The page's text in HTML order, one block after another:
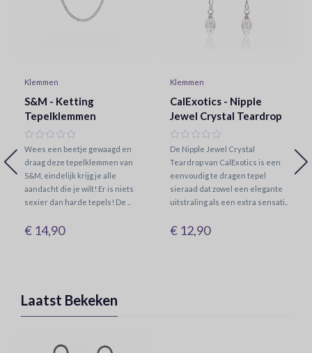
Klemmen
S&M - Ketting
Tepelklemmen
Wees een beetje gewaagd en
draag deze tepelklemmen van
S&M, eindelijk krijg je alle
aandacht die je wilt! Er is niets
sexier dan harde tepels! De ..
€ 14,90
Klemmen
CalExotics - Nipple
Jewel Crystal Teardrop
De Nipple Jewel Crystal
Teardrop van CalExotics is een
eenvoudig te dragen tepel
sieraad dat zowel een elegante
uitstraling als een extra sensati..
€ 12,90
Laatst Bekeken